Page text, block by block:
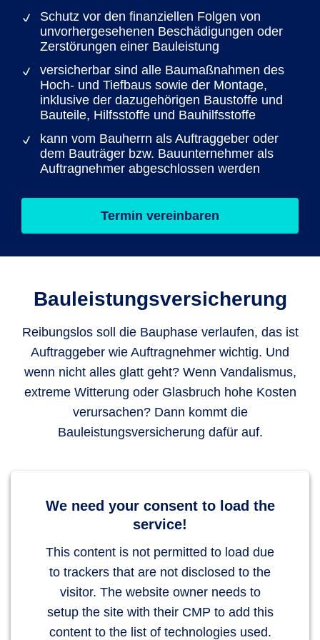
Schutz vor den finanziellen Folgen von
unvorhergesehenen Beschädigungen oder
Zerstörungen einer Bauleistung
versicherbar sind alle Baumaßnahmen des
Hoch- und Tiefbaus sowie der Montage,
inklusive der dazugehörigen Baustoffe und
Bauteile, Hilfsstoffe und Bauhilfsstoffe
kann vom Bauherrn als Auftraggeber oder
dem Bauträger bzw. Bauunternehmer als
Auftragnehmer abgeschlossen werden
Termin vereinbaren
Bauleistungs­versicherung
Reibungslos soll die Bauphase verlaufen, das ist
Auftraggeber wie Auftragnehmer wichtig. Und
wenn nicht alles glatt geht? Wenn Vandalismus,
extreme Witterung oder Glasbruch hohe Kosten
verursachen? Dann kommt die
Bauleistungsversicherung dafür auf.
We need your consent to load the
service!
This content is not permitted to load due
to trackers that are not disclosed to the
visitor. The website owner needs to
setup the site with their CMP to add this
content to the list of technologies used.